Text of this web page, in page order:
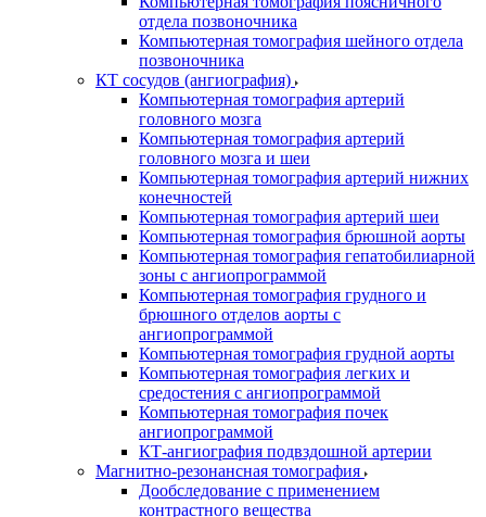
отдела позвоночника
Компьютерная томография шейного отдела
позвоночника
КТ сосудов (ангиография)
Компьютерная томография артерий
головного мозга
Компьютерная томография артерий
головного мозга и шеи
Компьютерная томография артерий нижних
конечностей
Компьютерная томография артерий шеи
Компьютерная томография брюшной аорты
Компьютерная томография гепатобилиарной
зоны с ангиопрограммой
Компьютерная томография грудного и
брюшного отделов аорты с
ангиопрограммой
Компьютерная томография грудной аорты
Компьютерная томография легких и
средостения с ангиопрограммой
Компьютерная томография почек
ангиопрограммой
КТ-ангиография подвздошной артерии
Магнитно-резонансная томография
Дообследование с применением
контрастного вещества